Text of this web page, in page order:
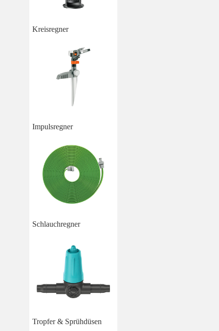
Kreisregner
Impulsregner
Schlauchregner
Tropfer & Sprühdüsen